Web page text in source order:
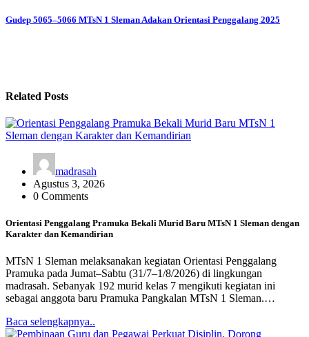
Gudep 5065–5066 MTsN 1 Sleman Adakan Orientasi Penggalang 2025
Related Posts
madrasah
Agustus 3, 2026
0 Comments
Orientasi Penggalang Pramuka Bekali Murid Baru MTsN 1 Sleman dengan
Karakter dan Kemandirian
MTsN 1 Sleman melaksanakan kegiatan Orientasi Penggalang
Pramuka pada Jumat–Sabtu (31/7–1/8/2026) di lingkungan
madrasah. Sebanyak 192 murid kelas 7 mengikuti kegiatan ini
sebagai anggota baru Pramuka Pangkalan MTsN 1 Sleman.…
Baca selengkapnya..